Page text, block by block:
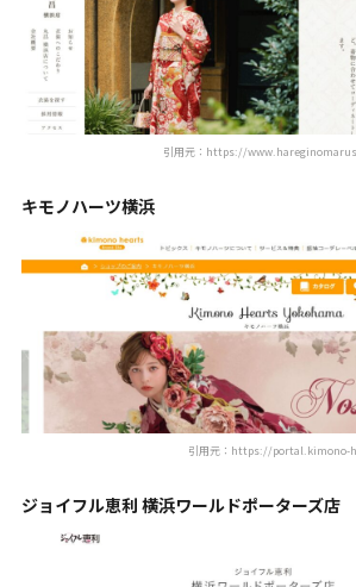
引用元：https://
キモノハーツ横浜
引用元：https://portal.kimono-
ジョイフル恵利 横浜ワールドポーターズ店